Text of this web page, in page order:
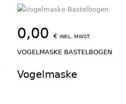
0,00€ INKL. MWST.
VOGELMASKE BASTELBOGEN
Vogelmaske